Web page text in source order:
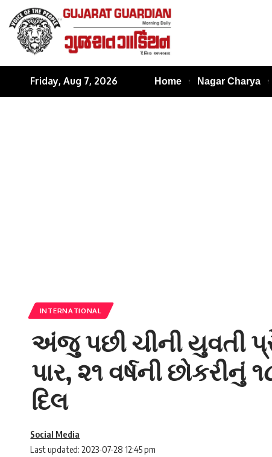
Friday, Aug 7, 2026 Home Nagar Charya
INTERNATIONAL
અંજુ પછી ચીની યુવતી
પાર, ૨૧ વર્ષની છોકરીનું
દિલ
Last updated: 2023-07-28 12:45 pm
Social Media